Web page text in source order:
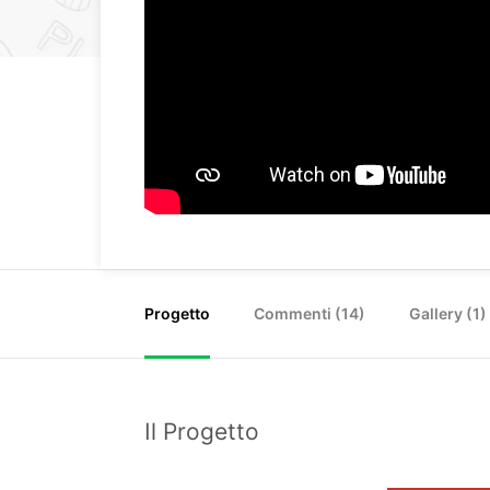
Progetto Commenti (14) Gallery (1)
Il Progetto